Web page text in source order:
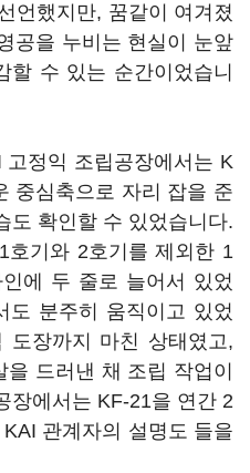
언했지만, 꿈같이 여겨졌
공을 누비는 현실이 눈앞
할 수 있는 순간이었습니
정익 조립공장에서는 K
중심축으로 자리 잡을 준
도 확인할 수 있었습니다.
호기와 2호기를 제외한 1
에 두 줄로 늘어서 있었
도 분주히 움직이고 있었
도장까지 마친 상태였고,
드러낸 채 조립 작업이
장에서는 KF-21을 연간 2
관계자의 설명도 들을